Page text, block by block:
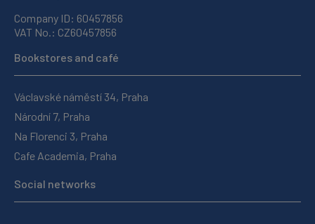
Company ID: 60457856
VAT No.: CZ60457856
Bookstores and café
Václavské náměstí 34, Praha
Národní 7, Praha
Na Florenci 3, Praha
Cafe Academia, Praha
Social networks